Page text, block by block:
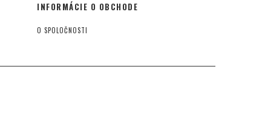
INFORMÁCIE O OBCHODE
O SPOLOČNOSTI